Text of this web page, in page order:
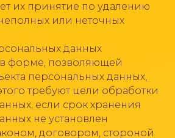
их принятие по удалению
или неточных
данных
в форме, позволяющей
персональных данных,
требуют цели обработки
если срок хранения
не установлен
договором, стороной